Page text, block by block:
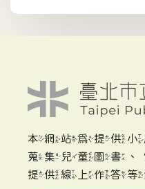
本網站為提供
蒐集兒童圖書
提供線上作答